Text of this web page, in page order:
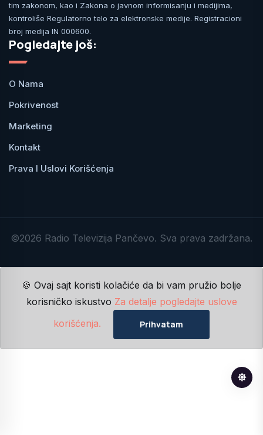
tim zakonom, kao i Zakona o javnom informisanju i medijima,
kontroliše Regulatorno telo za elektronske medije. Registracioni
broj medija IN 000600.
Pogledajte još:
O Nama
Pokrivenost
Marketing
Kontakt
Prava I Uslovi Korišćenja
©2026 Radio Televizija Pančevo. Sva prava zadržana.
🍪 Ovaj sajt koristi kolačiće da bi vam pružio bolje
korisničko iskustvo Za detalje pogledajte uslove
korišćenja.
Prihvatam